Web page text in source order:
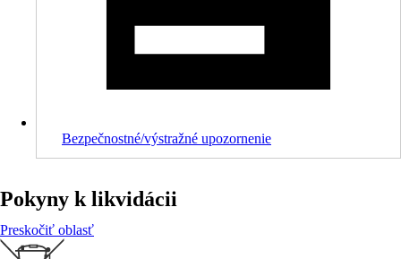
Bezpečnostné/výstražné upozornenie
Pokyny k likvidácii
Preskočiť oblasť